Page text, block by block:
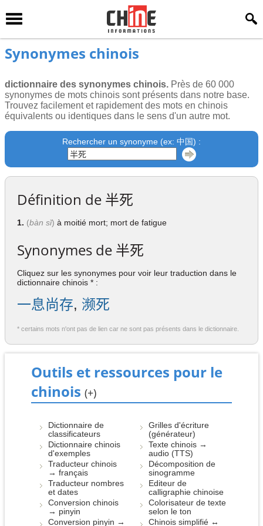
Synonymes chinois
dictionnaire des synonymes chinois. Près de 60 000
synonymes de mots chinois sont présents dans notre base.
Trouvez facilement et rapidement des mots en chinois
équivalents ou identiques dans le sens d'un autre mot.
Rechercher un synonyme (ex: 中国) :
Définition de 半死
1. (bàn sǐ) à moitié mort; mort de fatigue
Synonymes de 半死
Cliquez sur les synonymes pour voir leur traduction dans le
dictionnaire chinois * :
一息尚存, 濒死
* certains mots n'ont pas de lien car ne sont pas présents dans le dictionnaire.
Outils et ressources pour le
chinois (+)
Dictionnaire de
classificateurs
Dictionnaire chinois
d'exemples
Traducteur chinois
→ français
Traducteur nombres
et dates
Conversion chinois
→ pinyin
Conversion pinyin →
Grilles d'écriture
(générateur)
Texte chinois →
audio (TTS)
Décomposition de
sinogramme
Editeur de
calligraphie chinoise
Colorisateur de texte
selon le ton
Chinois simplifié ↔